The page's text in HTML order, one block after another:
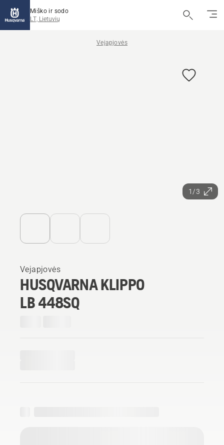
Miško ir sodo
LT, Lietuvių
Vejapjovės
1/3
Vejapjovės
HUSQVARNA KLIPPO
LB 448SQ